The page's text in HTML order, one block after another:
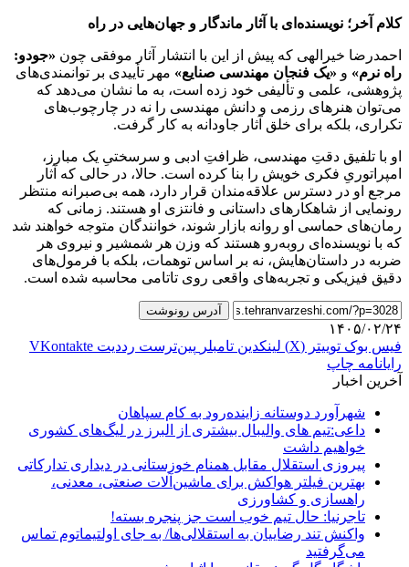
کلام آخر؛ نویسنده‌ای با آثار ماندگار و جهان‌هایی در راه
احمدرضا خیرالهی که پیش از این با انتشار آثار موفقی چون «جودو:
راه نرم» و «یک فنجان مهندسی صنایع» مهر تأییدی بر توانمندی‌های
پژوهشی، علمی و تألیفی خود زده است، به ما نشان می‌دهد که
می‌توان هنرهای رزمی و دانش مهندسی را نه در چارچوب‌های
تکراری، بلکه برای خلق آثار جاودانه به کار گرفت.
او با تلفیق دقتِ مهندسی، ظرافتِ ادبی و سرسختیِ یک مبارز،
امپراتوریِ فکری خویش را بنا کرده است. حالا، در حالی که آثار
مرجع او در دسترس علاقه‌مندان قرار دارد، همه بی‌صبرانه منتظر
رونمایی از شاهکارهای داستانی و فانتزی او هستند. زمانی که
رمان‌های حماسی او روانه بازار شوند، خوانندگان متوجه خواهند شد
که با نویسنده‌ای روبه‌رو هستند که وزن هر شمشیر و نیروی هر
ضربه در داستان‌هایش، نه بر اساس توهمات، بلکه با فرمول‌های
دقیق فیزیکی و تجربه‌های واقعی روی تاتامی محاسبه شده است.
آدرس رونوشت
۱۴۰۵/۰۲/۲۴
فیس بوک توییتر (X) لینکدین ‫تامبلر ‫پین‌ترست ‫رددیت ‫VKontakte
رایانامه چاپ
آخرین اخبار
شهرآورد دوستانه زاینده‌رود به کام سپاهان
داعی:تیم های والیبال بیشتری از البرز در لیگ‌های کشوری
خواهیم داشت
پیروزی استقلال مقابل همنام خوزستانی در دیداری تدارکاتی
بهترین فیلتر هواکش برای ماشین‌آلات صنعتی، معدنی،
راهسازی و کشاورزی
تاجرنیا: حال تیم خوب است جز پنجره بسته!
واکنش تند رضاییان به استقلالی‌ها/ به جای اولتیماتوم تماس
می‌گرفتید